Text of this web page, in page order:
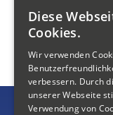
Diese
Cookies.
Wir verwenden
verbessern. Durch
unserer Webseite
Verwendung von